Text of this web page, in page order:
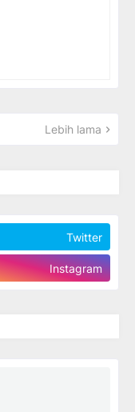
Lebih lama
Twitter
Instagram